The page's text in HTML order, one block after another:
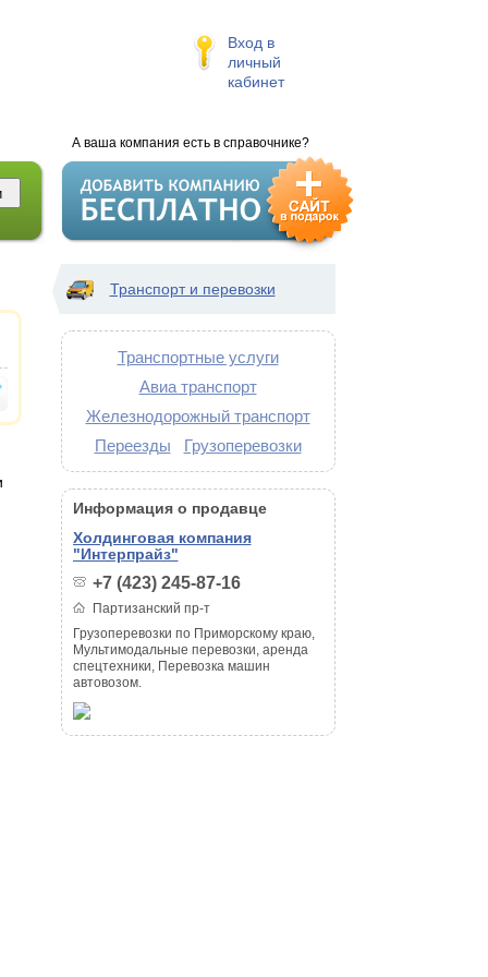
Вход в
личный
кабинет
А ваша компания есть в справочнике?
Транспорт и перевозки
Транспортные услуги
Авиа транспорт
Железнодорожный транспорт
Переезды
Грузоперевозки
Информация о продавце
Холдинговая компания
"Интерпрайз"
+7 (423) 245-87-16
Партизанский пр-т
Грузоперевозки по Приморскому краю,
Мультимодальные перевозки, аренда
спецтехники, Перевозка машин
автовозом.